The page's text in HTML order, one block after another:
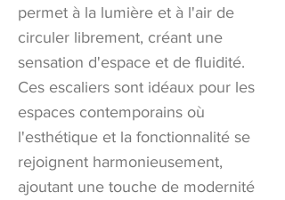
permet à la lumière et à l'air de
circuler librement, créant une
sensation d'espace et de fluidité.
Ces escaliers sont idéaux pour les
espaces contemporains où
l'esthétique et la fonctionnalité se
rejoignent harmonieusement,
ajoutant une touche de modernité